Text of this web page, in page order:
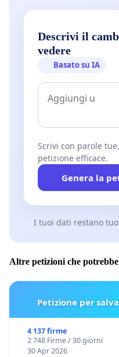
Descrivi il
vedere
Basato su IA
Scrivi con parole
petizione efficace.
Genera la
I tuoi dati restano
Altre petizioni che
Petizione per
4 137 firme
2 748 Firme / 30 giorni
30 Apr 2026